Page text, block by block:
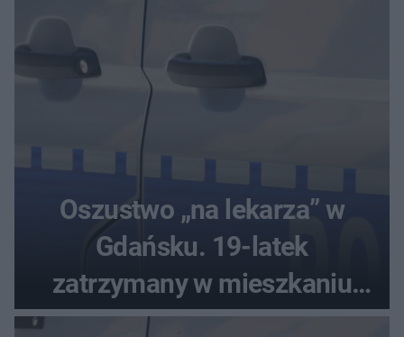
Oszustwo „na lekarza” w
Gdańsku. 19-latek
zatrzymany w mieszkaniu
seniora